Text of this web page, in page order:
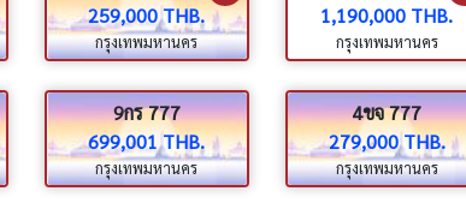
259,000 THB.
กรุงเทพมหานคร
1,190,000 THB.
กรุงเทพมหานคร
9กร 777
699,001 THB.
กรุงเทพมหานคร
4ขจ 777
279,000 THB.
กรุงเทพมหานคร